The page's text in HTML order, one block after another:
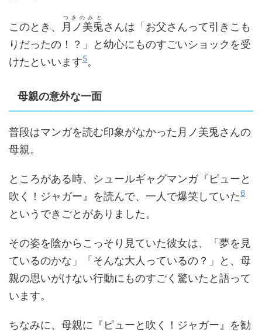
このとき、 月ノ美兎
つきのみと
さんは「お父さんって引きこも
りだったの！？」と幼心にものすごいショックを受
けたといいます5。
母親の意外な一面
普段はマンガを読む印象がなかった月ノ美兎さんの
母親。
ところがある時、シュールギャグマンガ『ピューと
吹く！ジャガー』を読んで、一人で爆笑していた6
というできごとがありました。
その姿を陰からこっそり見ていた彼女は、「夢を見
ているのかな」「そんな大人っているの？」と、母
親の思いがけない行動にものすごく驚いたと語って
います。
ちなみに、母親に『ピューと吹く！ジャガー』を勧